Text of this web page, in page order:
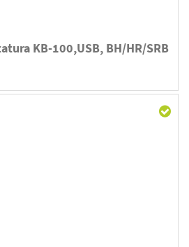
KB-100,USB, BH/HR/SRB